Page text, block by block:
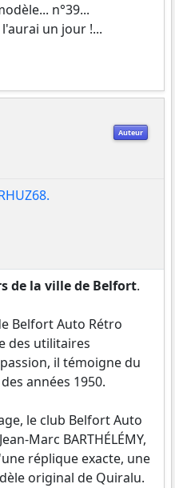
l'avoir trouvé "la N°7"
j'ai la N°43 au... 1/43e
n°39...
un jour !...
Auteur
de la ville de Belfort.
Belfort Auto Rétro
des utilitaires
il témoigne du
années 1950.
le club Belfort Auto
Marc BARTHÉLÉMY,
réplique exacte, une
original de Quiralu.